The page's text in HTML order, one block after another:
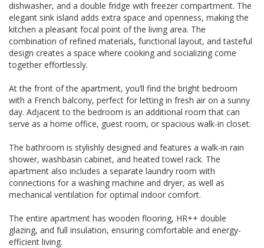
dishwasher, and a double fridge with freezer compartment. The
elegant sink island adds extra space and openness, making the
kitchen a pleasant focal point of the living area. The
combination of refined materials, functional layout, and tasteful
design creates a space where cooking and socializing come
together effortlessly.
At the front of the apartment, you’ll find the bright bedroom
with a French balcony, perfect for letting in fresh air on a sunny
day. Adjacent to the bedroom is an additional room that can
serve as a home office, guest room, or spacious walk-in closet.
The bathroom is stylishly designed and features a walk-in rain
shower, washbasin cabinet, and heated towel rack. The
apartment also includes a separate laundry room with
connections for a washing machine and dryer, as well as
mechanical ventilation for optimal indoor comfort.
The entire apartment has wooden flooring, HR++ double
glazing, and full insulation, ensuring comfortable and energy-
efficient living.